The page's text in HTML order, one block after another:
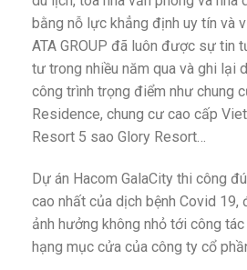
bằng nỗ lực khẳng định uy tín và
ATA GROUP đã luôn được sự tin
tư trong nhiều năm qua và ghi lại
công trình trọng điểm như chung
Residence, chung cư cao cấp
Resort 5 sao Glory Resort…
Dự án Hacom GalaCity thi công
cao nhất của dịch bệnh Covid 19,
ảnh hưởng không nhỏ tới công
hạng mục cửa của công ty cổ